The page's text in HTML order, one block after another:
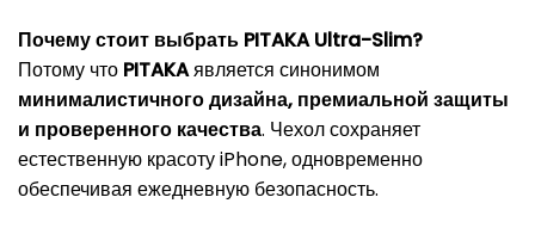
Почему стоит выбрать PITAKA Ultra-Slim?
Потому что PITAKAявляется синонимом
минималистичного дизайна, премиальной защиты
и проверенного качества. Чехол сохраняет
естественную красоту iPhone, одновременно
обеспечивая ежедневную безопасность.